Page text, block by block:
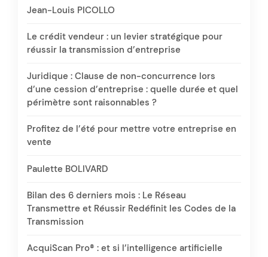
Jean-Louis PICOLLO
Le crédit vendeur : un levier stratégique pour
réussir la transmission d’entreprise
Juridique : Clause de non-concurrence lors
d’une cession d’entreprise : quelle durée et quel
périmètre sont raisonnables ?
Profitez de l’été pour mettre votre entreprise en
vente
Paulette BOLIVARD
Bilan des 6 derniers mois : Le Réseau
Transmettre et Réussir Redéfinit les Codes de la
Transmission
AcquiScan Pro® : et si l’intelligence artificielle